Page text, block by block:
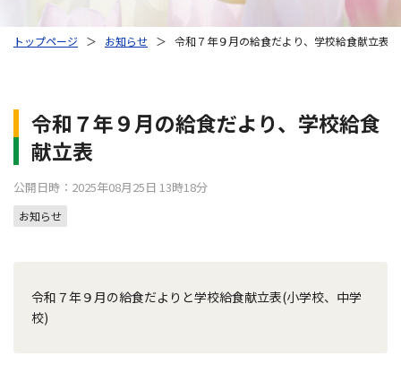
トップページ ＞ お知らせ ＞ 令和７年９月の給食だより、学校給食献立表
令和７年９月の給食だより、学校給食
献立表
公開日時：2025年08月25日 13時18分
お知らせ
令和７年９月の給食だよりと学校給食献立表(小学校、中学
校)